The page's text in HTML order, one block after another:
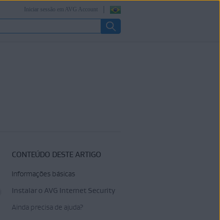
Iniciar sessão em AVG Account
CONTEÚDO DESTE ARTIGO
Informações básicas
Instalar o AVG Internet Security
Ainda precisa de ajuda?